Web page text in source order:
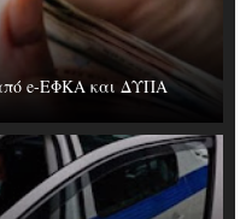
e-ΕΦΚΑ και ΔΥΠΑ